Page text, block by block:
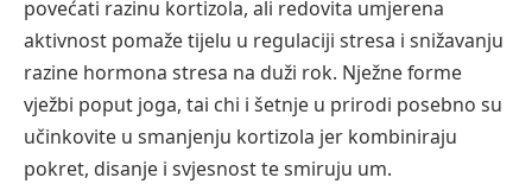
povećati razinu kortizola, ali redovita umjerena
aktivnost pomaže tijelu u regulaciji stresa i snižavanju
razine hormona stresa na duži rok. Nježne forme
vježbi poput joga, tai chi i šetnje u prirodi posebno su
učinkovite u smanjenju kortizola jer kombiniraju
pokret, disanje i svjesnost te smiruju um.